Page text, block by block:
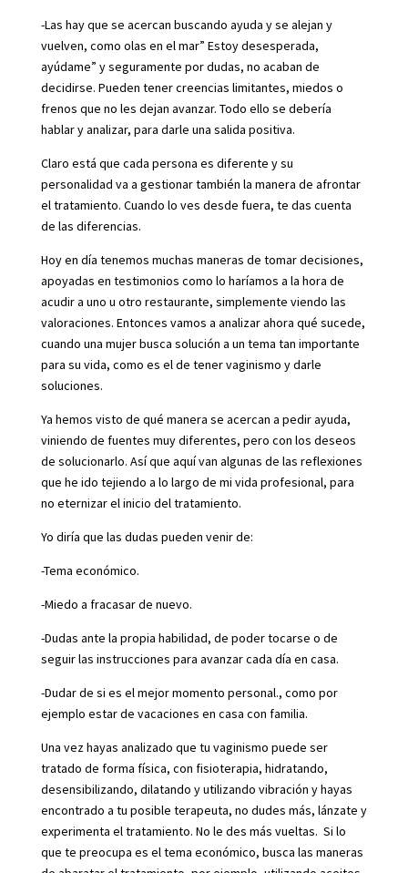
-Las hay que se acercan buscando ayuda y se alejan y
vuelven, como olas en el mar” Estoy desesperada,
ayúdame” y seguramente por dudas, no acaban de
decidirse. Pueden tener creencias limitantes, miedos o
frenos que no les dejan avanzar. Todo ello se debería
hablar y analizar, para darle una salida positiva.
Claro está que cada persona es diferente y su
personalidad va a gestionar también la manera de afrontar
el tratamiento. Cuando lo ves desde fuera, te das cuenta
de las diferencias.
Hoy en día tenemos muchas maneras de tomar decisiones,
apoyadas en testimonios como lo haríamos a la hora de
acudir a uno u otro restaurante, simplemente viendo las
valoraciones. Entonces vamos a analizar ahora qué sucede,
cuando una mujer busca solución a un tema tan importante
para su vida, como es el de tener vaginismo y darle
soluciones.
Ya hemos visto de qué manera se acercan a pedir ayuda,
viniendo de fuentes muy diferentes, pero con los deseos
de solucionarlo. Así que aquí van algunas de las reflexiones
que he ido tejiendo a lo largo de mi vida profesional, para
no eternizar el inicio del tratamiento.
Yo diría que las dudas pueden venir de:
-Tema económico.
-Miedo a fracasar de nuevo.
-Dudas ante la propia habilidad, de poder tocarse o de
seguir las instrucciones para avanzar cada día en casa.
-Dudar de si es el mejor momento personal., como por
ejemplo estar de vacaciones en casa con familia.
Una vez hayas analizado que tu vaginismo puede ser
tratado de forma física, con fisioterapia, hidratando,
desensibilizando, dilatando y utilizando vibración y hayas
encontrado a tu posible terapeuta, no dudes más, lánzate y
experimenta el tratamiento. No le des más vueltas. Si lo
que te preocupa es el tema económico, busca las maneras